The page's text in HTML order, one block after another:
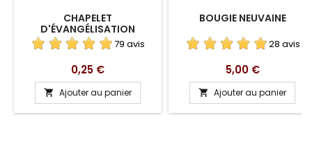
CHAPELET
D'ÉVANGÉLISATION
79 avis
Prix
0,25 €
 Ajouter au panier
BOUGIE NEUVAINE
28 avis
Prix
5,00 €
 Ajouter au panier